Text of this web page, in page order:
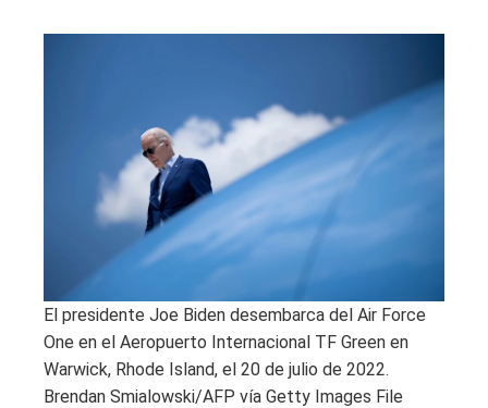
El presidente Joe Biden desembarca del Air Force
One en el Aeropuerto Internacional TF Green en
Warwick, Rhode Island, el 20 de julio de 2022.
Brendan Smialowski/AFP vía Getty Images File